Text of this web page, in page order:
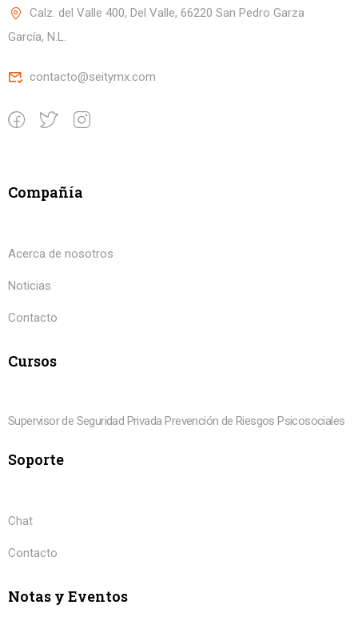
Calz. del Valle 400, Del Valle, 66220 San Pedro Garza
García, N.L.
contacto@seitymx.com
Compañía
Acerca de nosotros
Noticias
Contacto
Cursos
Supervisor de Seguridad Privada Prevención de Riesgos Psicosociales
Soporte
Chat
Contacto
Notas y Eventos